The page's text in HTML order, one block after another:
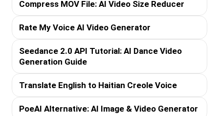
Compress MOV File: AI Video Size Reducer
Rate My Voice AI Video Generator
Seedance 2.0 API Tutorial: AI Dance Video
Generation Guide
Translate English to Haitian Creole Voice
PoeAI Alternative: AI Image & Video Generator